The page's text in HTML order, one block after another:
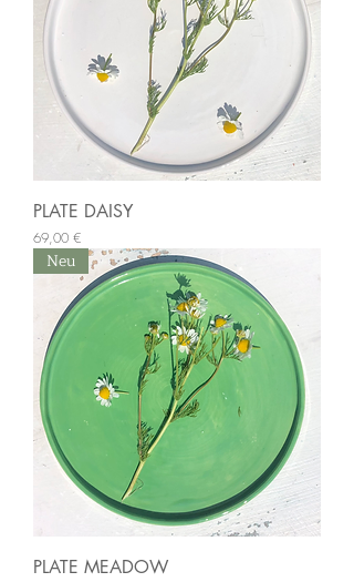
PLATE DAISY
Preis
69,00 €
Neu
PLATE MEADOW